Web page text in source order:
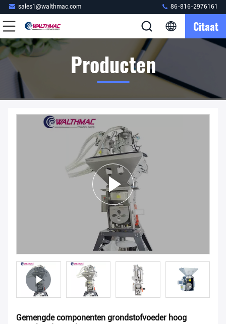
sales1@walthmac.com 86-816-2976161
Citaat
Producten
Gemengde componenten grondstofvoeder hoog